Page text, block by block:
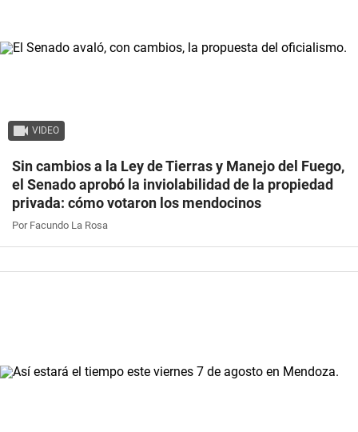
VIDEO
Sin cambios a la Ley de Tierras y Manejo del Fuego,
el Senado aprobó la inviolabilidad de la propiedad
privada: cómo votaron los mendocinos
Por Facundo La Rosa